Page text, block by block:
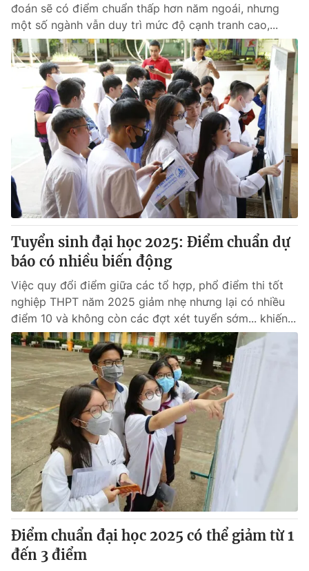
đoán sẽ có điểm chuẩn thấp hơn năm ngoái, nhưng
một số ngành vẫn duy trì mức độ cạnh tranh cao,...
Tuyển sinh đại học 2025: Điểm chuẩn dự
báo có nhiều biến động
Việc quy đổi điểm giữa các tổ hợp, phổ điểm thi tốt
nghiệp THPT năm 2025 giảm nhẹ nhưng lại có nhiều
điểm 10 và không còn các đợt xét tuyển sớm... khiến...
Điểm chuẩn đại học 2025 có thể giảm từ 1
đến 3 điểm